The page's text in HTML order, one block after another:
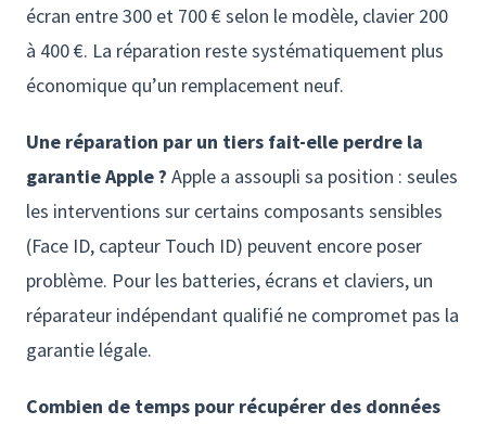
écran entre 300 et 700 € selon le modèle, clavier 200
à 400 €. La réparation reste systématiquement plus
économique qu’un remplacement neuf.
Une réparation par un tiers fait-elle perdre la
garantie Apple ? Apple a assoupli sa position : seules
les interventions sur certains composants sensibles
(Face ID, capteur Touch ID) peuvent encore poser
problème. Pour les batteries, écrans et claviers, un
réparateur indépendant qualifié ne compromet pas la
garantie légale.
Combien de temps pour récupérer des données